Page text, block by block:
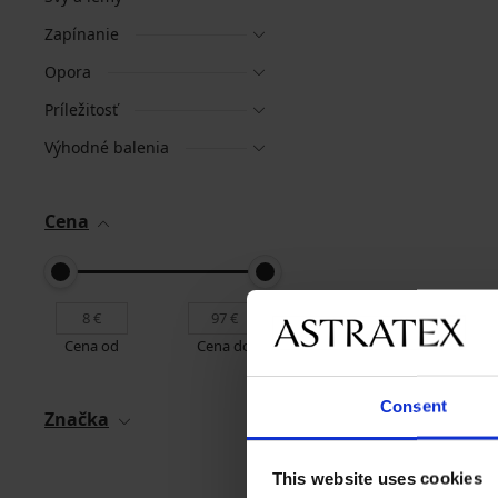
Consent
This website uses cookies
Zapínanie
Opora
Príležitosť
Výhodné balenia
Cena
Cena od Cena do
Značka